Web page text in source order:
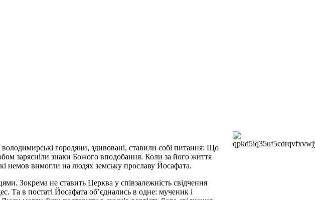
городяни, здивовані, ставили собі питання: Що
зарясніли знаки Божого вподобання. Коли за його життя
немов вимогли на людях земську прославу Йосафата.
Зокрема не ставить Церква у співзалежність свідчення
Та в постаті Йосафата об’єднались в одне: мученик і